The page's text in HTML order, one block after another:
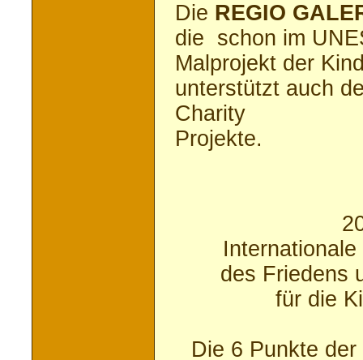
Die REGIO
die schon im
Malprojekt der
unterstützt auch
Charity
Projekte.
des Friedens
für die
Die 6 Punkte der